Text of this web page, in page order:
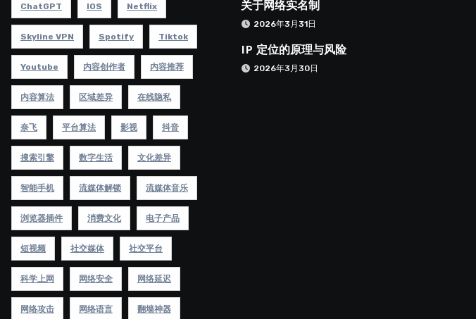
ChatGPT IOS Netflix
Skyline VPN Spotify Tiktok
Youtube 内容创作者 内容推荐
内容算法 区域差异 在线隐私
奈飞 平台算法 影视 抖音
搜索引擎 数字生活 文化差异
智能手机 流媒体解锁 流媒体音乐
浏览器插件 消费文化 电子产品
短视频 社交媒体 社交平台
科学上网 网络安全 网络延迟
网络攻击 网络语言 翻墙神器
关于网络实名制
2026年3月31日
IP 定位的原理与风险
2026年3月30日